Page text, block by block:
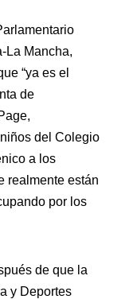
La Mancha,
“ya es el
de
del Colegio
a los
realmente están
por los
de que la
y Deportes